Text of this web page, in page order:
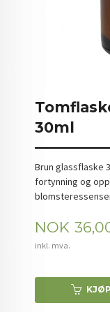
30ml
Brun glassflaske
fortynning og
Pris
NOK
inkl. mva.
KJØP